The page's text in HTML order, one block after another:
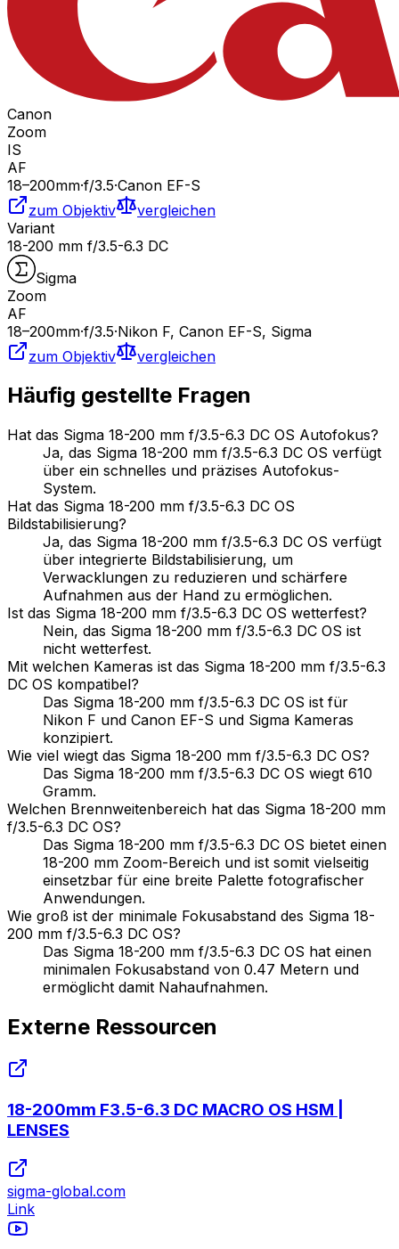
Canon
Zoom
IS
AF
18–200mm·f/3.5·Canon EF-S
zum Objektiv
vergleichen
Variant
18-200 mm f/3.5-6.3 DC
Sigma
Zoom
AF
18–200mm·f/3.5·Nikon F, Canon EF-S, Sigma
zum Objektiv
vergleichen
Häufig gestellte Fragen
Hat das Sigma 18-200 mm f/3.5-6.3 DC OS Autofokus?
Ja, das Sigma 18-200 mm f/3.5-6.3 DC OS verfügt
über ein schnelles und präzises Autofokus-
System.
Hat das Sigma 18-200 mm f/3.5-6.3 DC OS
Bildstabilisierung?
Ja, das Sigma 18-200 mm f/3.5-6.3 DC OS verfügt
über integrierte Bildstabilisierung, um
Verwacklungen zu reduzieren und schärfere
Aufnahmen aus der Hand zu ermöglichen.
Ist das Sigma 18-200 mm f/3.5-6.3 DC OS wetterfest?
Nein, das Sigma 18-200 mm f/3.5-6.3 DC OS ist
nicht wetterfest.
Mit welchen Kameras ist das Sigma 18-200 mm f/3.5-6.3
DC OS kompatibel?
Das Sigma 18-200 mm f/3.5-6.3 DC OS ist für
Nikon F und Canon EF-S und Sigma Kameras
konzipiert.
Wie viel wiegt das Sigma 18-200 mm f/3.5-6.3 DC OS?
Das Sigma 18-200 mm f/3.5-6.3 DC OS wiegt 610
Gramm.
Welchen Brennweitenbereich hat das Sigma 18-200 mm
f/3.5-6.3 DC OS?
Das Sigma 18-200 mm f/3.5-6.3 DC OS bietet einen
18-200 mm Zoom-Bereich und ist somit vielseitig
einsetzbar für eine breite Palette fotografischer
Anwendungen.
Wie groß ist der minimale Fokusabstand des Sigma 18-
200 mm f/3.5-6.3 DC OS?
Das Sigma 18-200 mm f/3.5-6.3 DC OS hat einen
minimalen Fokusabstand von 0.47 Metern und
ermöglicht damit Nahaufnahmen.
Externe Ressourcen
18-200mm F3.5-6.3 DC MACRO OS HSM |
LENSES
sigma-global.com
Link